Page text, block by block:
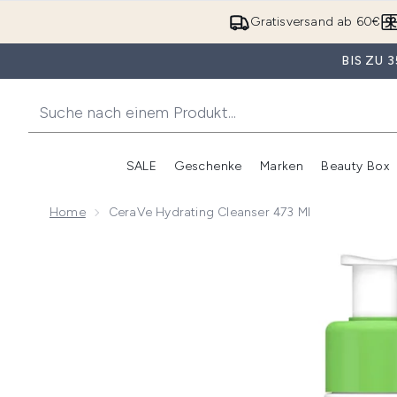
Gratisversand ab 60€
BIS ZU
SALE
Untermenü Anmelden (SALE)
Geschenke Marken Beauty Box
Home CeraVe Hydrating Cleanser 473 Ml
Now showing image 1 CeraVe Hydrating Cleanser 473